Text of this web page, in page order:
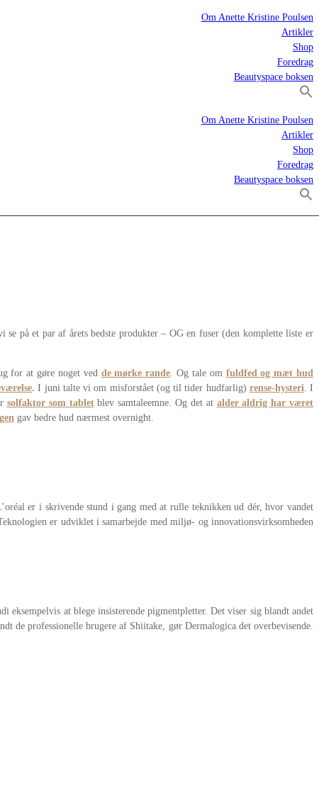
Om Anette Kristine Poulsen
Artikler
Shop
Foredrag
Beautyspace boksen
Om Anette Kristine Poulsen
Artikler
Shop
Foredrag
Beautyspace boksen
på et par af årets bedste produkter – OG en fuser (den komplette liste er
for at gøre noget ved de mørke rande . Og tale om fuldfed og mæt hud
. I juni talte vi om misforstået (og til tider hudfarlig) rense-hysteri . I
solfaktor som tabletblev samtaleemne. Og det at alder aldrig har været
gav bedre hud nærmest overnight.
er i skrivende stund i gang med at rulle teknikken ud dér, hvor vandet
er udviklet i samarbejde med miljø- og innovationsvirksomheden
at blege insisterende pigmentpletter. Det viser sig blandt andet
de professionelle brugere af Shiitake, gør Dermalogica det overbevisende.